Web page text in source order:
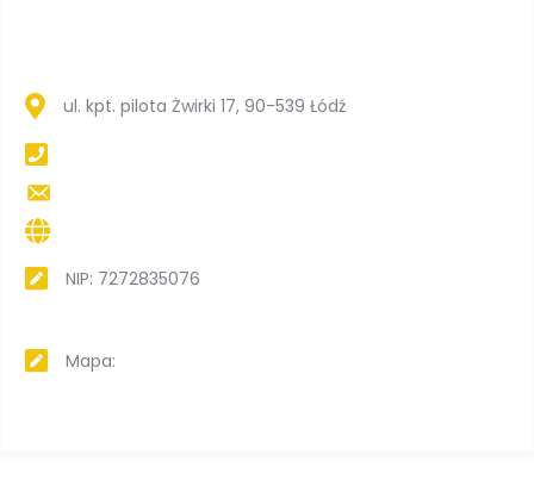
ul. kpt. pilota Żwirki 17, 90-539 Łódź
NIP: 7272835076
Mapa: